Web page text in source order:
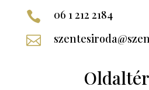
 06 1 212 2184
